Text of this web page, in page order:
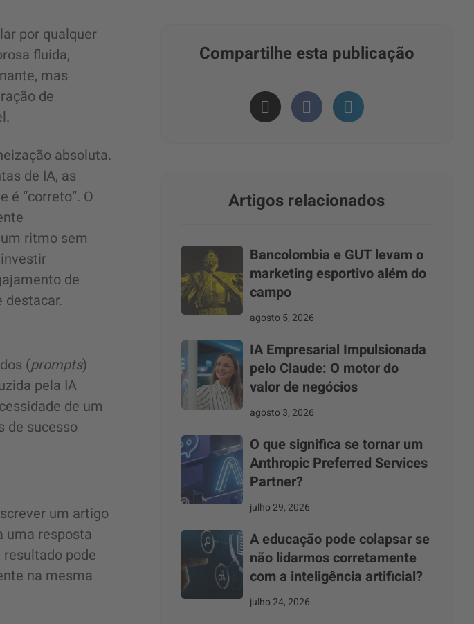
por qualquer
fluida,
mas
de
absoluta.
de IA, as
“correto”. O
ritmo sem
de
destacar.
(prompts)
pela IA
de um
de sucesso
um artigo
uma resposta
pode
na mesma
Compartilhe esta publicação
Artigos relacionados
Bancolombia e GUT levam o
marketing esportivo além do
campo
agosto 5, 2026
IA Empresarial Impulsionada
pelo Claude: O motor do
valor de negócios
agosto 3, 2026
O que significa se tornar um
Anthropic Preferred Services
Partner?
julho 29, 2026
A educação pode colapsar se
não lidarmos corretamente
com a inteligência artificial?
julho 24, 2026